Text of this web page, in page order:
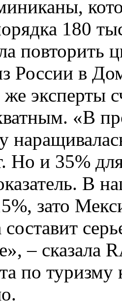
180
повторить
России в
же эксперты
«В
Но и 35%
В
зато
– сказала
по